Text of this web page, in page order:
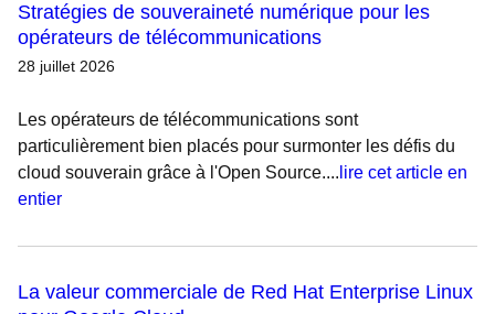
Stratégies de souveraineté numérique pour les
opérateurs de télécommunications
28 juillet 2026
Les opérateurs de télécommunications sont
particulièrement bien placés pour surmonter les défis du
cloud souverain grâce à l'Open Source.... lire cet article en
entier
La valeur commerciale de Red Hat Enterprise Linux